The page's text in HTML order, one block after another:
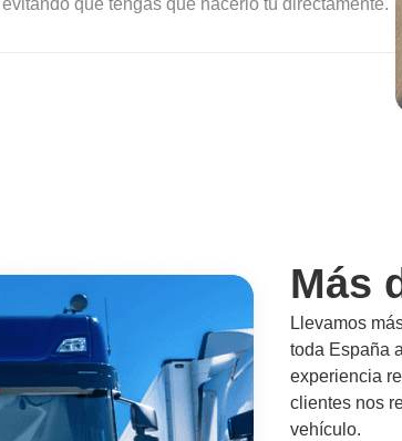
que tengas que hacerlo tú directamente.
Más
Llevamos
toda España
experiencia
clientes nos
vehículo.